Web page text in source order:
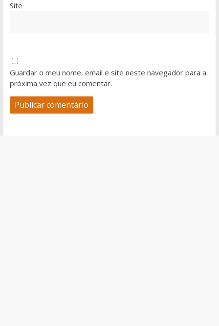
Site
Guardar o meu nome, email e site neste navegador para a
próxima vez que eu comentar.